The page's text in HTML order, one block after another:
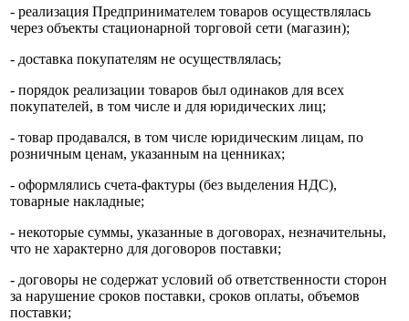
- реализация Предпринимателем товаров осуществлялась
через объекты стационарной торговой сети (магазин);
- доставка покупателям не осуществлялась;
- порядок реализации товаров был одинаков для всех
покупателей, в том числе и для юридических лиц;
- товар продавался, в том числе юридическим лицам, по
розничным ценам, указанным на ценниках;
- оформлялись счета-фактуры (без выделения НДС),
товарные накладные;
- некоторые суммы, указанные в договорах, незначительны,
что не характерно для договоров поставки;
- договоры не содержат условий об ответственности сторон
за нарушение сроков поставки, сроков оплаты, объемов
поставки;